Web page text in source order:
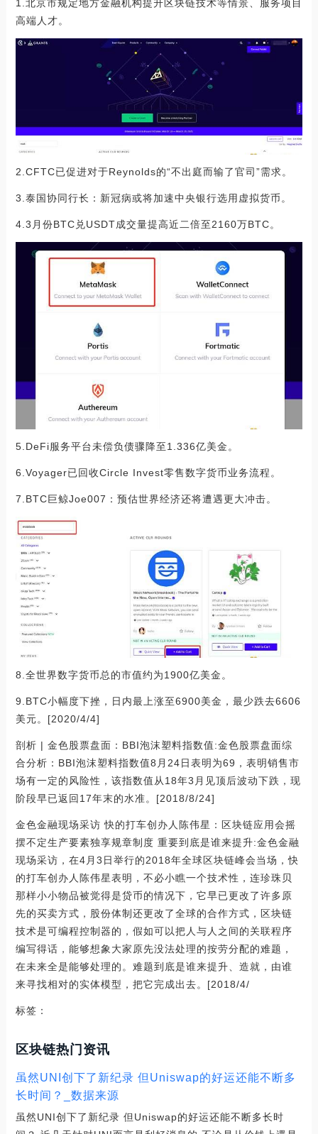
1.北京市规定地方金融机构提升区块链技术等情景、服务项目
高端人才。
2.CFTC已促进对于Reynolds的“不出庭而输了官司”需求。
3.泰国协同行长：新冠病或将加速中央银行选用虚拟货币。
4.3月份BTC兑USDT成交量提高近二倍至2160万BTC。
5.DeFi服务平台未偿负债骤降至1.336亿美金。
6.Voyager已回收Circle Invest零售数字货币业务流程。
7.BTC巨鲸Joe007：预估世界经济还将遭遇更大冲击。
8.全世界数字货币总的市值约为1900亿美金。
9.BTC小幅度下挫，日内最上涨至6900美金，最少跌去6606
美元。[2020/4/4]
剖析 | 金色股票盘面：BBI泡沫塑料指数值:金色股票盘面综
合分析：BBI泡沫塑料指数值8月24日表明为69，表明销售市
场有一定的风险性，该指数值从18年3月见顶后波动下跌，现
阶段早已返回17年末的水准。[2018/8/24]
金色金融现场采访 快的打车创办人陈伟星：区块链应用会摇
摆不定生产要素独享规章制度 重要到底是谁来提升:金色金融
现场采访，在4月3日举行的2018年全球区块链峰会当场，快
的打车创办人陈伟星表明，不必小瞧一个技术性，连珍珠贝
那样小小物品被觉得是贷币的情况下，它早已更改了许多原
先的买卖方式，股份体制还更改了全球的合作方式，区块链
技术是可编程控制器的，假如可以把人与人之间的关联程序
编写得话，能够想象大家原先没法处理的按劳分配的难题，
在未来全是能够处理的。难题到底是谁来提升、造就，由谁
来寻找相对的实体模型，把它完成出去。[2018/4/
标签：
区块链热门资讯
虽然UNI创下了新纪录 但Uniswap的好运还能不断多
长时间？_数据来源
虽然UNI创下了新纪录 但Uniswap的好运还能不断多长时